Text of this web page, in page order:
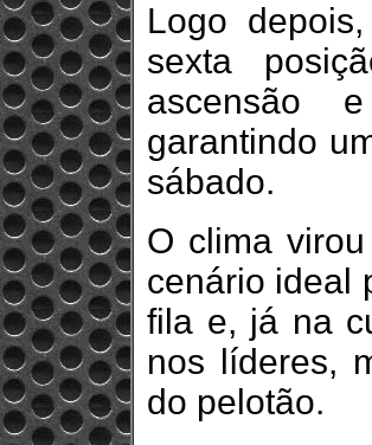
Logo
sexta
ascensão
garantindo
sábado.
O clima
cenário ideal
fila e, já na
nos líderes,
do pelotão.